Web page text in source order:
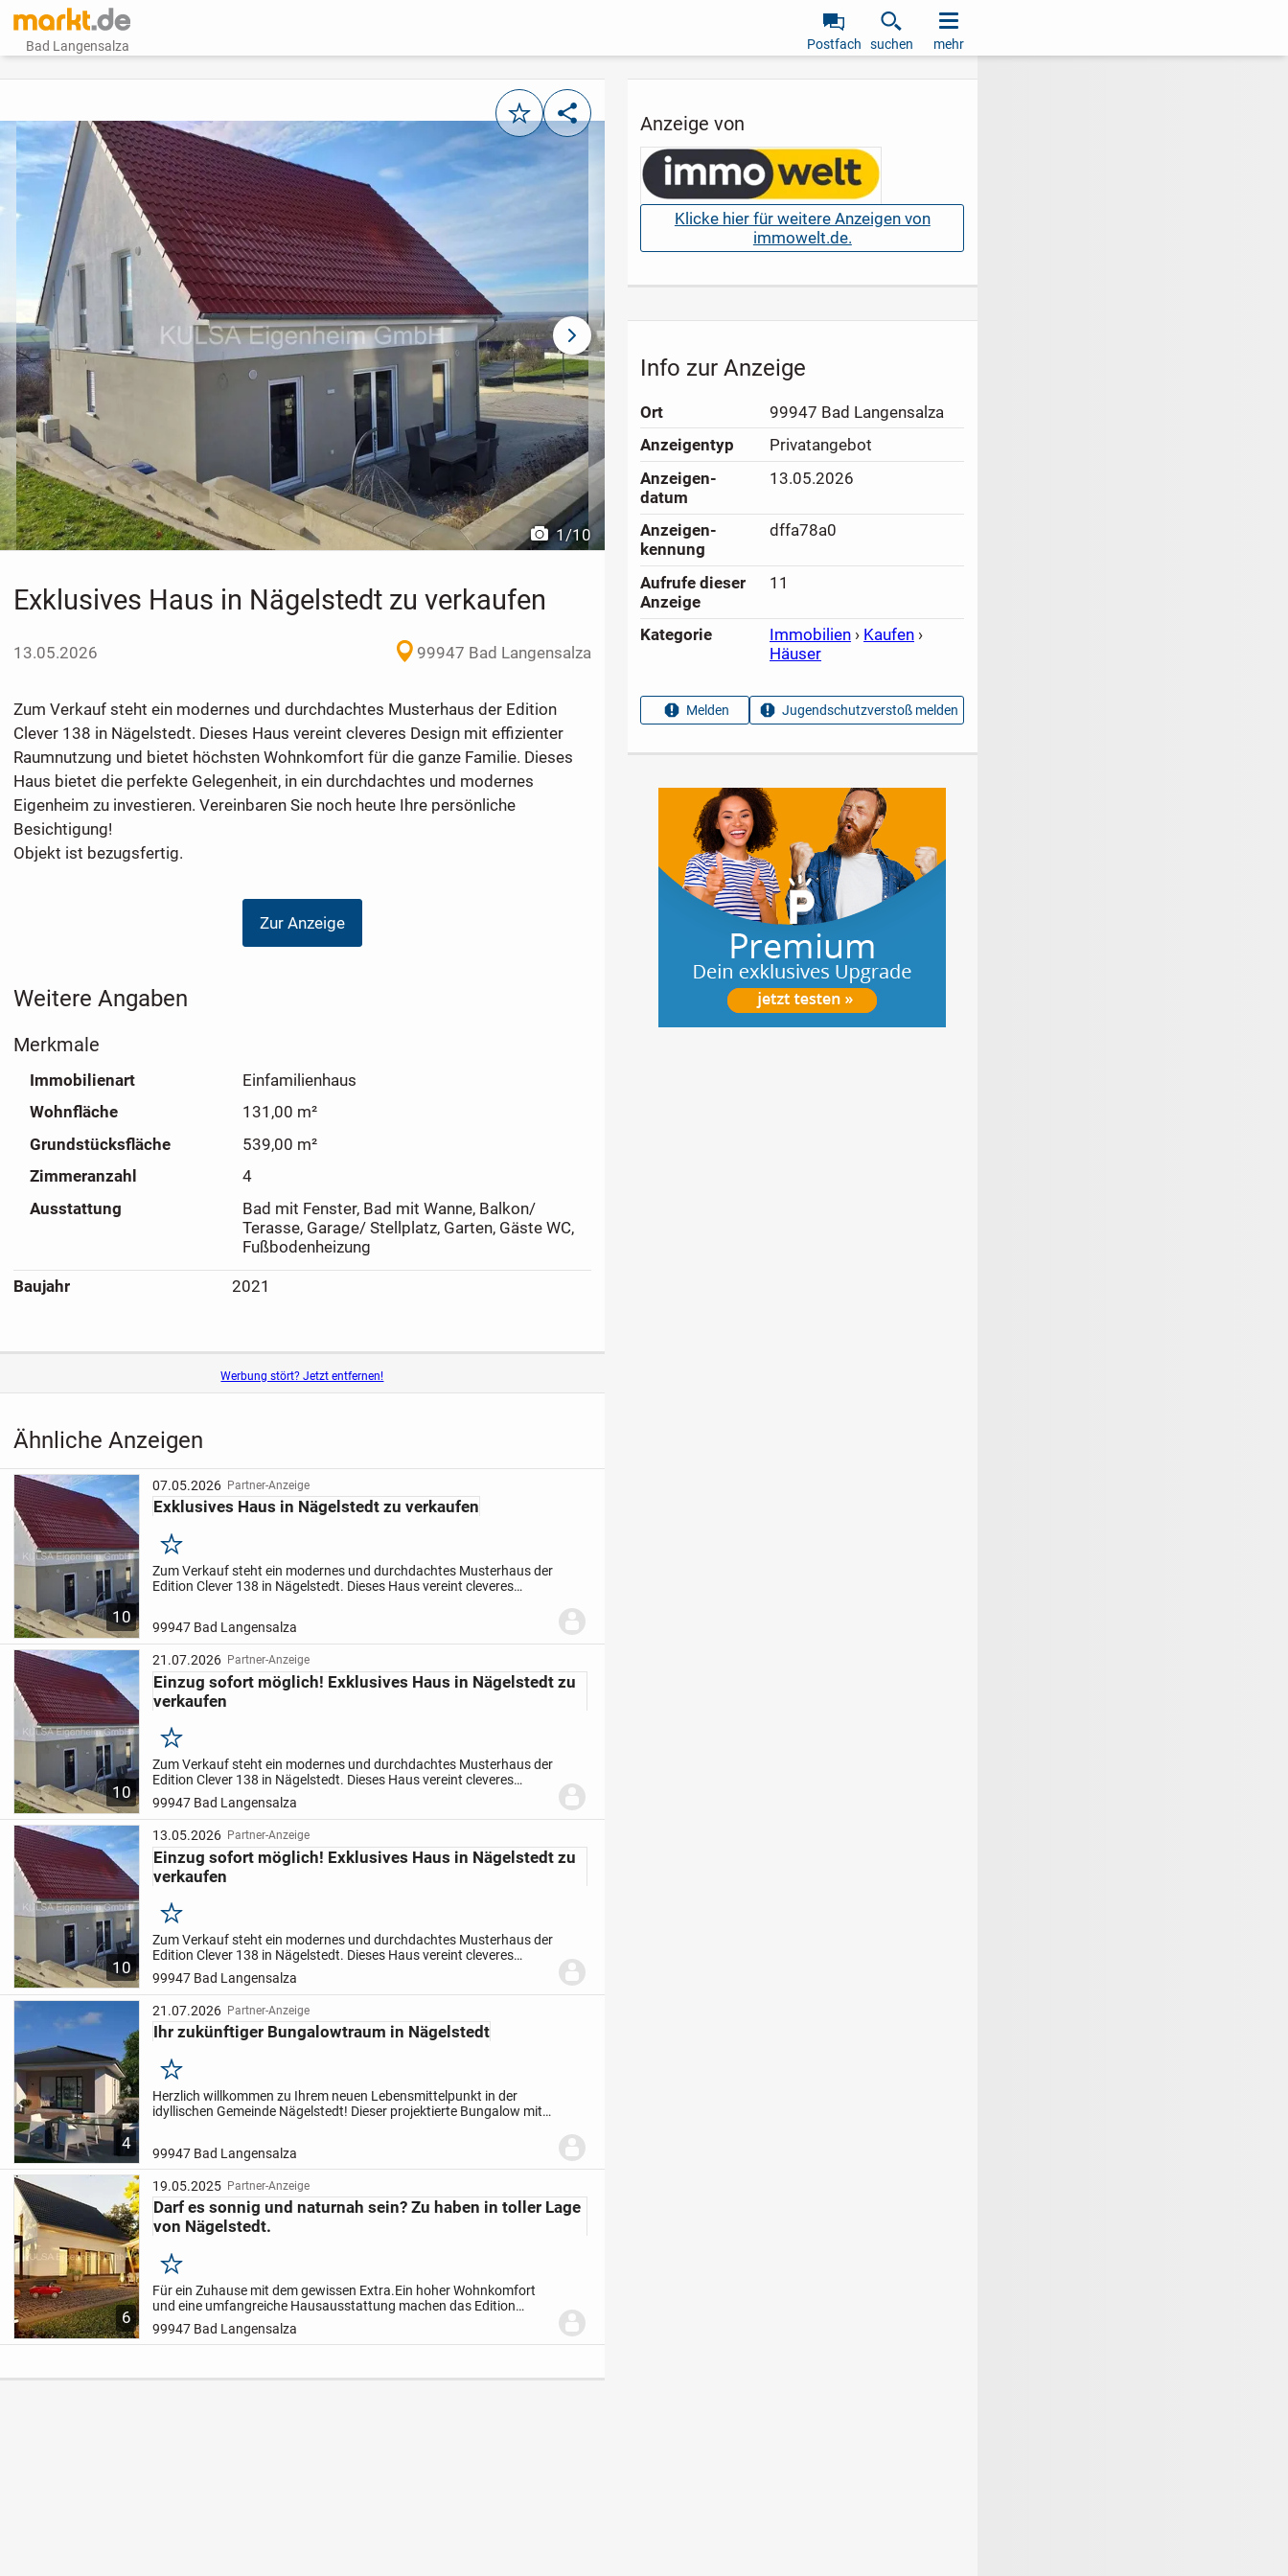
Bad Langensalza Postfach suchen mehr
MerkenTeilen
vorheriges Bild
1 /10
nächstes Bild
Exklusives Haus in Nägelstedt zu verkaufen
13.05.2026 99947 Bad Langensalza
Zum Verkauf steht ein modernes und durchdachtes Musterhaus der Edition
Clever 138 in Nägelstedt. Dieses Haus vereint cleveres Design mit effizienter
Raumnutzung und bietet höchsten Wohnkomfort für die ganze Familie. Dieses
Haus bietet die perfekte Gelegenheit, in ein durchdachtes und modernes
Eigenheim zu investieren. Vereinbaren Sie noch heute Ihre persönliche
Besichtigung!
Objekt ist bezugsfertig.
Zur Anzeige
Weitere Angaben
Merkmale
Immobilienart
Einfamilienhaus
Wohnfläche
131,00 m²
Grundstücksfläche
539,00 m²
Zimmeranzahl
4
Ausstattung
Bad mit Fenster, Bad mit Wanne, Balkon/
Terasse, Garage/ Stellplatz, Garten, Gäste WC,
Fußbodenheizung
Baujahr 2021
Werbung stört? Jetzt entfernen!
Ähnliche Anzeigen
10
07.05.2026 Partner-Anzeige
Exklusives Haus in Nägelstedt zu verkaufen
Merken
Zum Verkauf steht ein modernes und durchdachtes Musterhaus der
Edition Clever 138 in Nägelstedt. Dieses Haus vereint cleveres
99947 Bad Langensalza
10
21.07.2026 Partner-Anzeige
Einzug sofort möglich! Exklusives Haus in Nägelstedt zu
verkaufen
Merken
Zum Verkauf steht ein modernes und durchdachtes Musterhaus der
Edition Clever 138 in Nägelstedt. Dieses Haus vereint cleveres
Design mit effizienter Raumnutzung und bietet höchsten
Wohnkomfort für die...
99947 Bad Langensalza
10
13.05.2026 Partner-Anzeige
Einzug sofort möglich! Exklusives Haus in Nägelstedt zu
verkaufen
Merken
Zum Verkauf steht ein modernes und durchdachtes Musterhaus der
Edition Clever 138 in Nägelstedt. Dieses Haus vereint cleveres
Design mit effizienter Raumnutzung und bietet höchsten
Wohnkomfort für die...
99947 Bad Langensalza
4
21.07.2026 Partner-Anzeige
Ihr zukünftiger Bungalowtraum in Nägelstedt
Merken
Herzlich willkommen zu Ihrem neuen Lebensmittelpunkt in der
idyllischen Gemeinde Nägelstedt! Dieser projektierte Bungalow mit
99947 Bad Langensalza
6
19.05.2025 Partner-Anzeige
Darf es sonnig und naturnah sein? Zu haben in toller Lage
von Nägelstedt.
Merken
Für ein Zuhause mit dem gewissen Extra.Ein hoher Wohnkomfort
und eine umfangreiche Hausausstattung machen das Edition
Clever 138+ zu einem modernen Zuhause für die ganze Familie.
offener Wohn- &...
99947 Bad Langensalza
Anzeige von
Klicke hier für weitere Anzeigen von
immowelt.de.
Info zur Anzeige
Ort
99947 Bad Langensalza
Anzeigen­typ
Privatangebot
Anzeigen­
datum
13.05.2026
Anzeigen­
kennung
dffa78a0
Aufrufe dieser
Anzeige
11
Kategorie Immobilien › Kaufen ›
Häuser
Melden Jugendschutzverstoß melden